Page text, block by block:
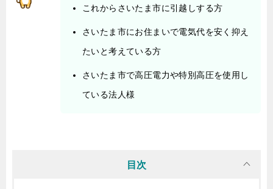
これからさいたま市に引越しする方
さいたま市にお住まいで電気代を安く抑え
たいと考えている方
さいたま市で高圧電力や特別高圧を使用し
ている法人様
目次